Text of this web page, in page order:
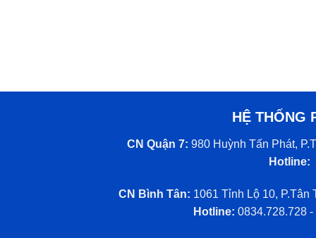
HỆ THỐNG
CN Quận 7: 980 Huỳnh Tấn Phát,
Hotline:
CN Bình Tân: 1061 Tỉnh Lộ 10, P.Tân
Hotline: 0834.728.728